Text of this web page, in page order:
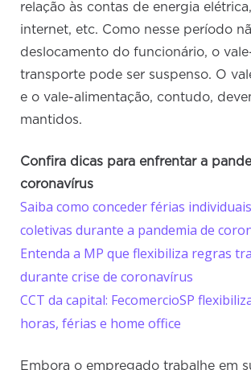
relação às contas de energia
internet, etc. Como nesse período
deslocamento do funcionário, o
transporte pode ser suspenso. O
e o vale-alimentação, contudo,
mantidos.
Confira dicas para enfrentar a
coronavírus
Saiba como conceder férias
coletivas durante a pandemia de
Entenda a MP que flexibiliza regras
durante crise de coronavírus
CCT da capital: FecomercioSP
horas, férias e home office
Embora o empregado trabalhe em